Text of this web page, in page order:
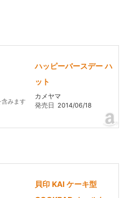
みます
ハッピーバースデー ハ
ット
カメヤマ
発売日
2014/06/18
貝印 KAI ケーキ型